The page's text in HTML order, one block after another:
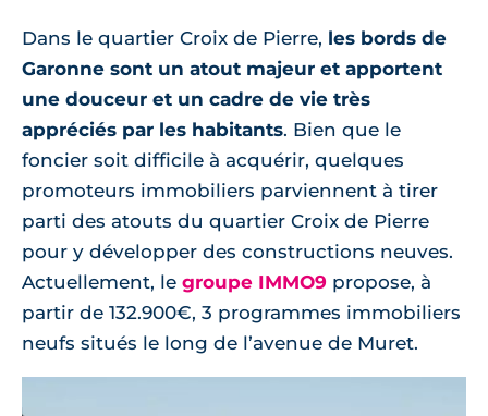
Dans le quartier Croix de Pierre, les bords de
Garonne sont un atout majeur et apportent
une douceur et un cadre de vie très
appréciés par les habitants. Bien que le
foncier soit difficile à acquérir, quelques
promoteurs immobiliers parviennent à tirer
parti des atouts du quartier Croix de Pierre
pour y développer des constructions neuves.
Actuellement, le groupe IMMO9 propose, à
partir de 132.900€, 3 programmes immobiliers
neufs situés le long de l’avenue de Muret.